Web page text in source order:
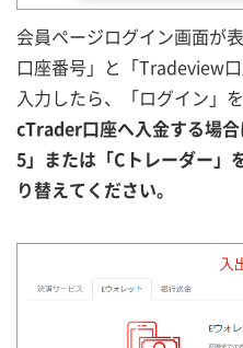
会員ページログイン画面が
口座番号」と「Tradeview
入力したら、「ログイン」
cTrader口座へ入金する場
5」または「Cトレーダー」
り替えてください。